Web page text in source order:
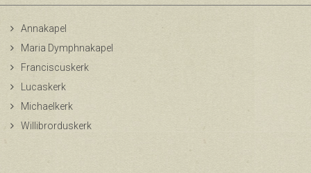
Annakapel
Maria Dymphnakapel
Franciscuskerk
Lucaskerk
Michaelkerk
Willibrorduskerk